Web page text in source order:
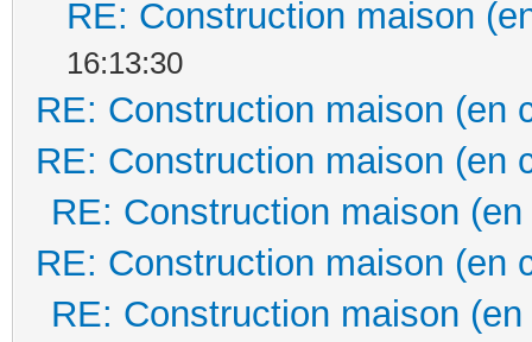
RE: Construction maison
16:13:30
RE: Construction maison (en
RE: Construction maison (en
RE: Construction maison
RE: Construction maison (en
RE: Construction maison